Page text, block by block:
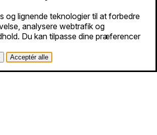
og lignende teknologier til at forbedre
analysere webtrafik og
Du kan tilpasse dine præferencer
Acceptér alle